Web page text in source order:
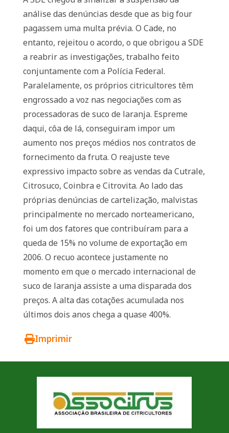
análise das denúncias desde que as big four
pagassem uma multa prévia. O Cade, no
entanto, rejeitou o acordo, o que obrigou a SDE
a reabrir as investigações, trabalho feito
conjuntamente com a Polícia Federal.
Paralelamente, os próprios citricultores têm
engrossado a voz nas negociações com as
processadoras de suco de laranja. Espreme
daqui, côa de lá, conseguiram impor um
aumento nos preços médios nos contratos de
fornecimento da fruta. O reajuste teve
expressivo impacto sobre as vendas da Cutrale,
Citrosuco, Coinbra e Citrovita. Ao lado das
próprias denúncias de cartelização, malvistas
principalmente no mercado norteamericano,
foi um dos fatores que contribuíram para a
queda de 15% no volume de exportação em
2006. O recuo acontece justamente no
momento em que o mercado internacional de
suco de laranja assiste a uma disparada dos
preços. A alta das cotações acumulada nos
últimos dois anos chega a quase 400%.
Imprimir